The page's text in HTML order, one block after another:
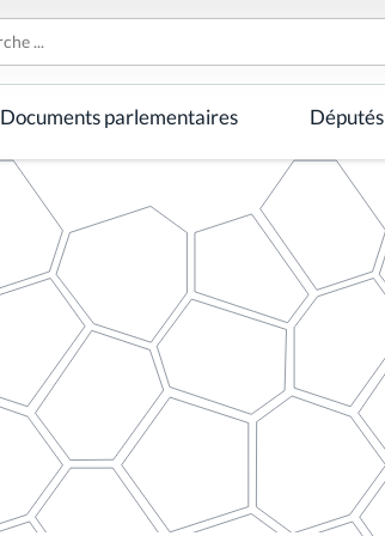
Documents parlementaires Députés